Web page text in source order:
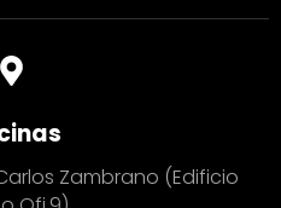
Zambrano (Edificio